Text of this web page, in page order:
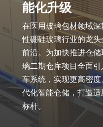
能化升级
在医用玻璃包材领域
性硼硅玻璃行业的龙
前沿。为加快推进仓
璃二期仓库项目全面
车系统，实现更高密
代化智能仓储，打造
标杆。